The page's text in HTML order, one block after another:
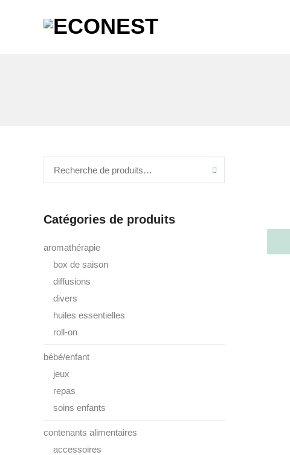
Catégories de produits
aromathérapie
box de saison
diffusions
divers
huiles essentielles
roll-on
bébé/enfant
jeux
repas
soins enfants
contenants alimentaires
accessoires